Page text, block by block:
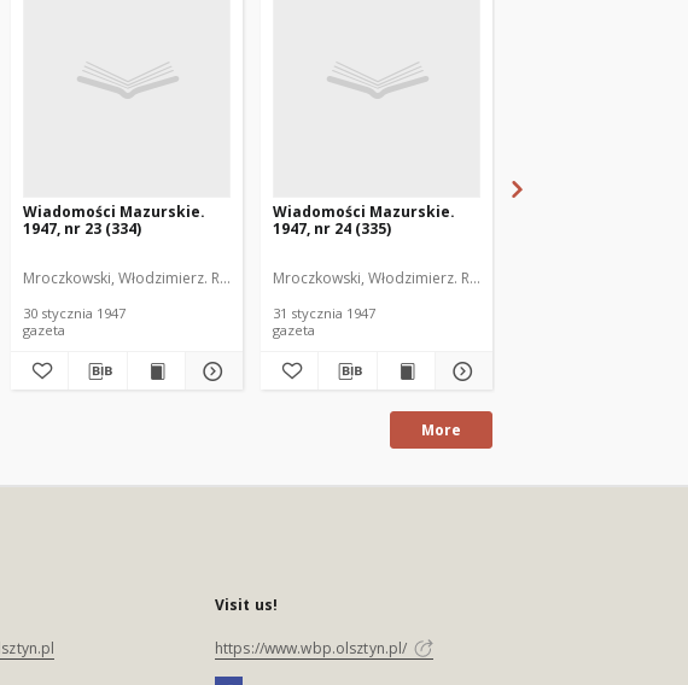
Wiadomości Mazurskie.
1947, nr 23 (334)
Mroczkowski, Włodzimierz. Red.
30 stycznia 1947
gazeta
Wiadomości Mazurskie.
1947, nr 24 (335)
Mroczkowski, Włodzimierz. Red.
31 stycznia 1947
gazeta
More
Visit us!
https://www.wbp.olsztyn.pl/